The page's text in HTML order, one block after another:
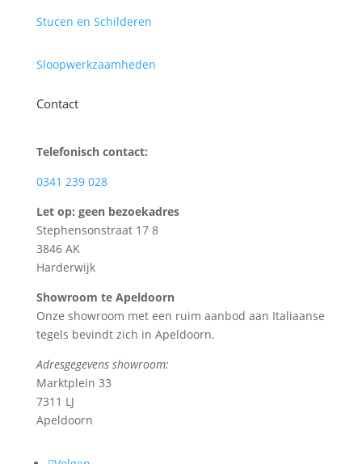
Stucen en Schilderen
Sloopwerkzaamheden
Contact
Telefonisch contact:
0341 239 028
Let op: geen bezoekadres
Stephensonstraat 17 8
3846 AK
Harderwijk
Showroom te Apeldoorn
Onze showroom met een ruim aanbod aan Italiaanse
tegels bevindt zich in Apeldoorn.
Adresgegevens showroom:
Marktplein 33
7311 LJ
Apeldoorn